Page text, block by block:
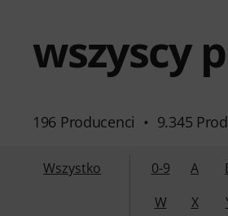
wszyscy
196 Producenci • 9.345
Wszystko 0-9 A
W
X